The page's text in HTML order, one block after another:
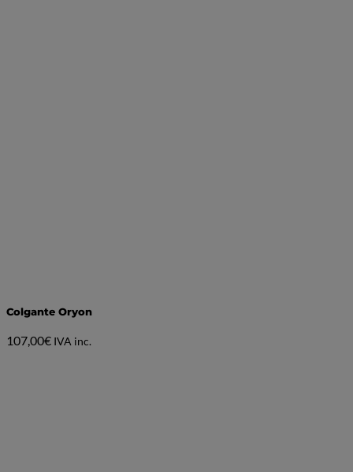
Colgante Oryon
107,00€ IVA inc.